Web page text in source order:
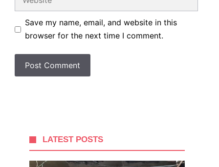
Save my name, email, and website in this
browser for the next time I comment.
LATEST POSTS